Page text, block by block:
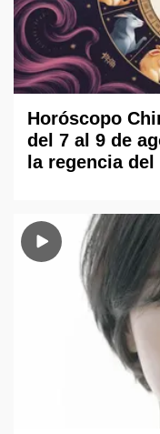
Horóscopo
del 7 al 9 de
la regencia